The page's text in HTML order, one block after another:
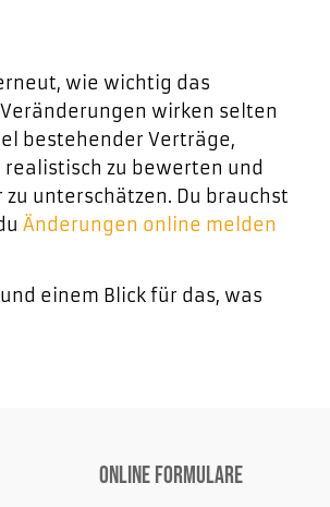
wie wichtig das
wirken selten
bestehender Verträge,
zu bewerten und
unterschätzen. Du brauchst
Änderungen online melden
einem Blick für das, was
Online Formulare